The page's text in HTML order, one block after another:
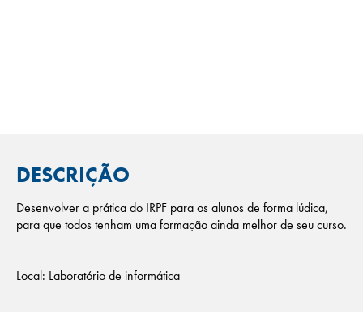
DESCRIÇÃO
Desenvolver a prática do IRPF para os alunos de forma lúdica,
para que todos tenham uma formação ainda melhor de seu curso.
Local: Laboratório de informática